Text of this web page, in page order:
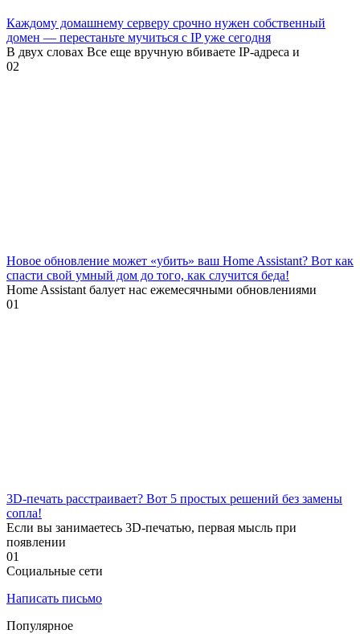
Каждому домашнему серверу срочно нужен собственный
домен — перестаньте мучиться с IP уже сегодня
В двух словах Все еще вручную вбиваете IP-адреса и
02
Новое обновление может «убить» ваш Home Assistant? Вот как
спасти свой умный дом до того, как случится беда!
Home Assistant балует нас ежемесячными обновлениями
01
3D-печать расстраивает? Вот 5 простых решений без замены
сопла!
Если вы занимаетесь 3D-печатью, первая мысль при
появлении
01
Социальные сети
Написать письмо
Популярное